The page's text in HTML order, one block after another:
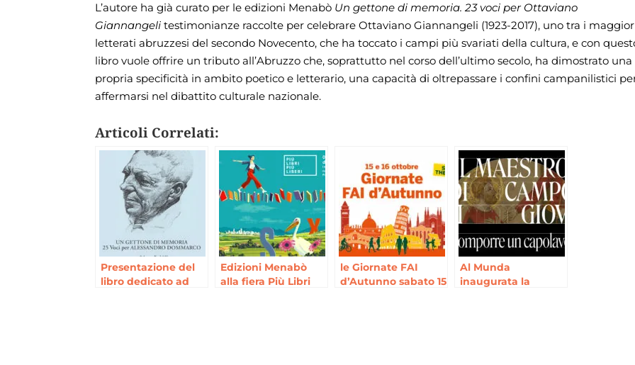
L’autore ha già curato per le edizioni Menabò Un gettone di memoria. 23 voci per Ottaviano
Giannangeli testimonianze raccolte per celebrare Ottaviano Giannangeli (1923-2017), uno tra i
letterati abruzzesi del secondo Novecento, che ha toccato i campi più svariati della cultura, e con
libro vuole offrire un tributo all’Abruzzo che, soprattutto nel corso dell’ultimo secolo, ha dimostrato una
propria specificità in ambito poetico e letterario, una capacità di oltrepassare i confini campanilistici
affermarsi nel dibattito culturale nazionale.
Articoli Correlati:
Presentazione del
libro dedicato ad
Edizioni Menabò
alla fiera Più Libri
le Giornate FAI
d’Autunno sabato 15
Al Munda
inaugurata la